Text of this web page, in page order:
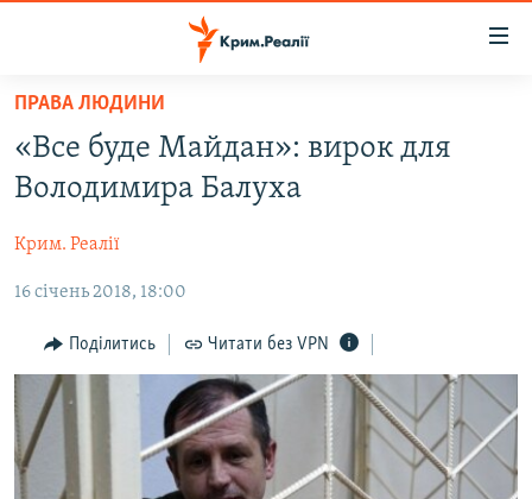
Перейти
основного
матеріалу
до
навігації
Перейти
пошуку
НОВИНИ
ВОДА.КРИМ
ВІДЕО ТА ФОТО
ПОЛІТИКА
БЛОГИ
ПОГЛЯД
ІНТЕРВ'Ю
ВСЕ ЗА ДЕНЬ
СПЕЦПРОЕКТИ
ПРАВА ЛЮДИНИ
«Все буде Майдан»: вирок для
Володимира Балуха
Крим. Реалії
16 січень 2018, 18:00
Поділитись Читати без VPN